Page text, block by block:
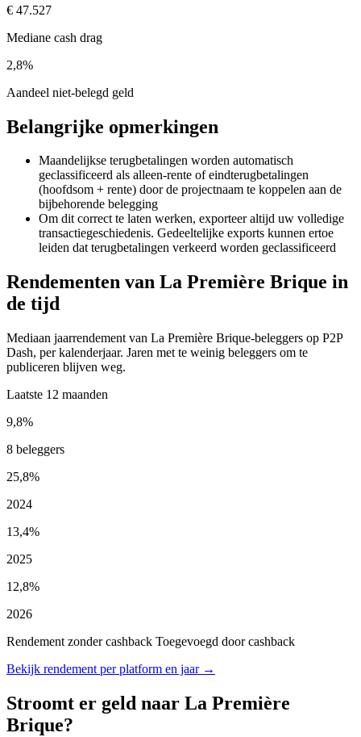
€ 47.527
Mediane cash drag
2,8%
Aandeel niet-belegd geld
Belangrijke opmerkingen
Maandelijkse terugbetalingen worden automatisch
geclassificeerd als alleen-rente of eindterugbetalingen
(hoofdsom + rente) door de projectnaam te koppelen aan de
bijbehorende belegging
Om dit correct te laten werken, exporteer altijd uw volledige
transactiegeschiedenis. Gedeeltelijke exports kunnen ertoe
leiden dat terugbetalingen verkeerd worden geclassificeerd
Rendementen van La Première Brique in
de tijd
Mediaan jaarrendement van La Première Brique-beleggers op P2P
Dash, per kalenderjaar. Jaren met te weinig beleggers om te
publiceren blijven weg.
Laatste 12 maanden
9,8%
8 beleggers
25,8%
2024
13,4%
2025
12,8%
2026
Rendement zonder cashback Toegevoegd door cashback
Bekijk rendement per platform en jaar →
Stroomt er geld naar La Première
Brique?